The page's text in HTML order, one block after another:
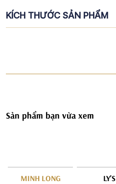
KÍCH THƯỚC SẢN PHẨM
Sản phẩm bạn vừa xem
MINH LONG LY'S